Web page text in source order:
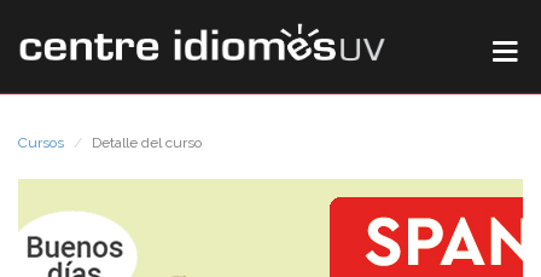
Cursos Detalle del curso